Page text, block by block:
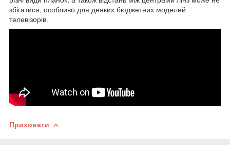
збігатися, особливо для деяких бюджетних моделей
телевізорів.
Приховати